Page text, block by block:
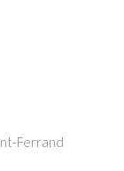
Ferrand